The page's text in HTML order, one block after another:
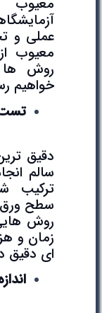
معیوب
عملی و
معیوب
روش ها
خواهیم
تست
دقیق
سالم
ترکیب
سطح
روش
زمان و
ای دقیق